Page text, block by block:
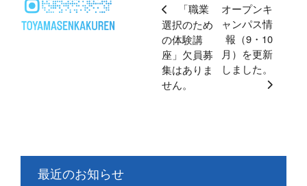
「職業
選択のため
の体験講
座」欠員募
集はありま
せん。
オープンキ
ャンパス情
報（9・10
月）を更新
しました。
最近のお知らせ